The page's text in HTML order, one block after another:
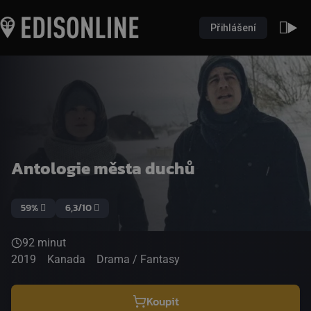
Přihlášení
Antologie města duchů
59% 6,3/10
92 minut
2019
Kanada Drama / Fantasy
Koupit